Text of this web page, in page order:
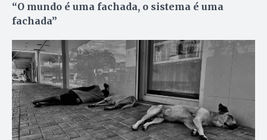
“O mundo é uma fachada, o sistema é uma
fachada”